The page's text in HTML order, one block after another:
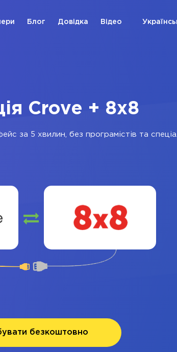
Блог Довідка Відео
Crove + 8x8
за 5 хвилин, без програмістів та
безкоштовно